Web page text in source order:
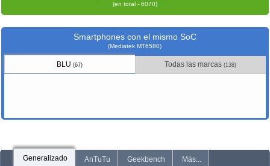
(en total - 6070)
Smartphones con el mismo SoC
(Mediatek MT6580)
BLU(67) Todas las marcas(138)
Generalizado AnTuTu Geekbench Más...